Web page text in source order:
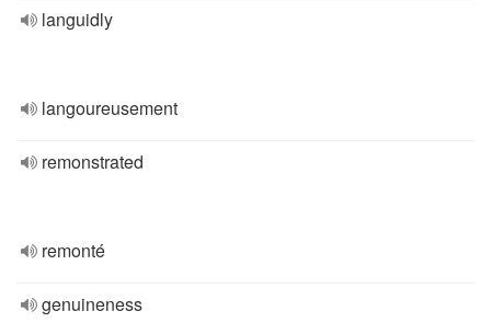
languidly
langoureusement
remonstrated
remonté
genuineness